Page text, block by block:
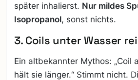
später inhalierst. Nur mildes
Isopropanol, sonst nichts.
3. Coils unter Wasser
Ein altbekannter Mythos: „Coil
hält sie länger.“ Stimmt nicht.